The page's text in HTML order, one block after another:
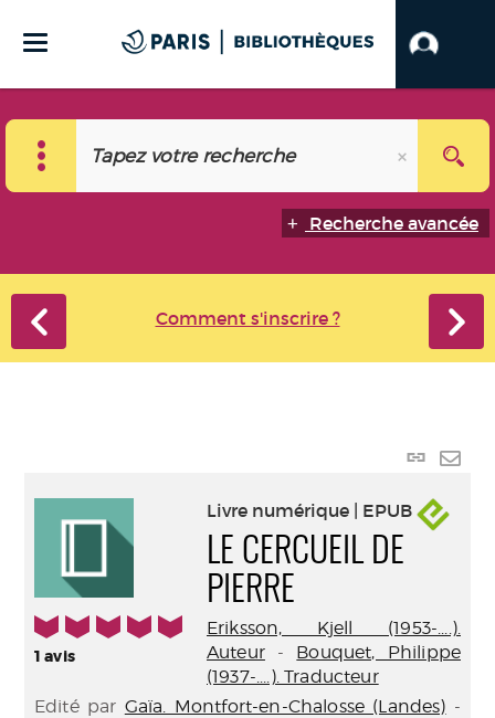
Recherche avancée
Comment s'inscrire ?
Lien
5/5
1avis
Livre numérique | EPUB
LE CERCUEIL DE
PIERRE
Eriksson, Kjell (1953-....).
Auteur- Bouquet, Philippe
(1937-....). Traducteur
Edité par Gaïa. Montfort-en-Chalosse (Landes) -